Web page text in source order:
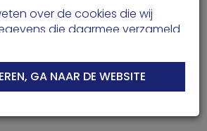
Sterker nog: op warme
dat je huis koel blijft. Goed
zorg je daar zelf voor. In
stappen zet je de koeling
over de cookies die wij
die daarmee verzameld
rechten op dit punt, lees dan
of stel uw eigen keuze in. U
opcookie-instellingen.te
GA NAAR DE WEBSITE